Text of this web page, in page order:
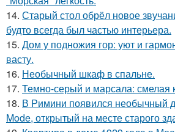
14. Старый стол обрёл новое
будто всегда был частью интерьера.
15. Дом у подножия гор: уют и
васту.
16. Необычный шкаф в спальне.
17. Темно-серый и марсала: смелая
18. В Римини появился необычный
Mode, открытый на месте старого